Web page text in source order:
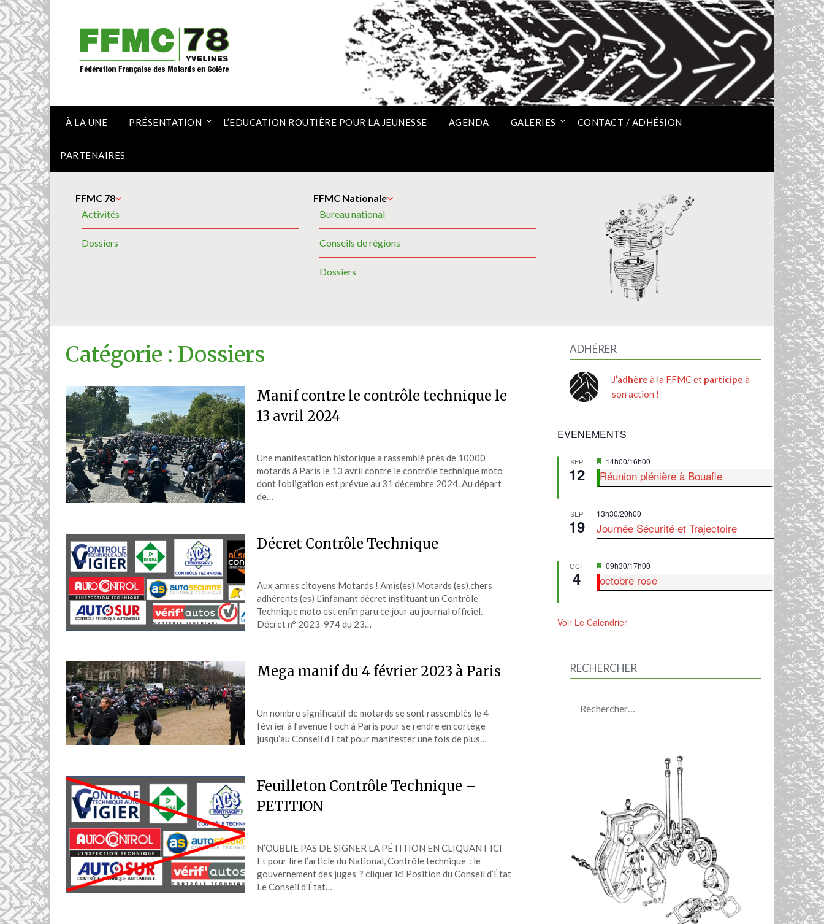
Skip
to
content
À LA UNE PRÉSENTATION L’EDUCATION ROUTIÈRE POUR LA JEUNESSE AGENDA GALERIES CONTACT / ADHÉSION
PARTENAIRES
FFMC 78
Activités
Dossiers
FFMC Nationale
Bureau national
Conseils de régions
Dossiers
Catégorie : Dossiers
Manif contre le contrôle technique le
13 avril 2024
Une manifestation historique a rassemblé près de 10000
motards à Paris le 13 avril contre le contrôle technique moto
dont l’obligation est prévue au 31 décembre 2024. Au départ
de…
Décret Contrôle Technique
Aux armes citoyens Motards ! Amis(es) Motards (es),chers
adhérents (es) L’infamant décret instituant un Contrôle
Technique moto est enfin paru ce jour au journal officiel.
Décret n° 2023-974 du 23…
Mega manif du 4 février 2023 à Paris
Un nombre significatif de motards se sont rassemblés le 4
février à l’avenue Foch à Paris pour se rendre en cortège
jusqu’au Conseil d’Etat pour manifester une fois de plus…
Feuilleton Contrôle Technique –
PETITION
N’OUBLIE PAS DE SIGNER LA PÉTITION EN CLIQUANT ICI
Et pour lire l’article du National, Contrôle technique : le
gouvernement des juges ? cliquer ici Position du Conseil d’État
Le Conseil d’État…
ADHÉRER
J’adhère à la FFMC et participe à
son action !
EVENEMENTS
SEP
12
Mis
en
avant
14h00/16h00
Réunion plénière à Bouafle
SEP
19
13h30/20h00
Journée Sécurité et Trajectoire
OCT
4
Mis
avant
09h30/17h00
octobre rose
Voir Le Calendrier
RECHERCHER